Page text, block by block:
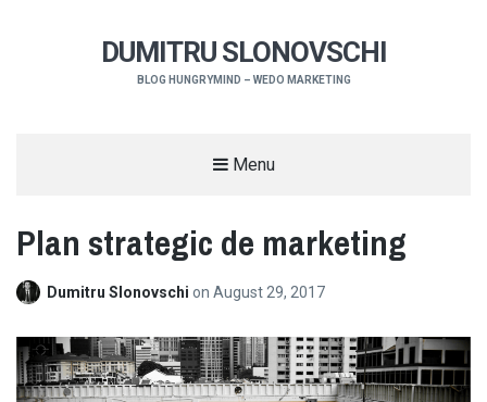
DUMITRU SLONOVSCHI
BLOG HUNGRYMIND – WEDO MARKETING
Menu
Plan strategic de marketing
Dumitru Slonovschi on August 29, 2017